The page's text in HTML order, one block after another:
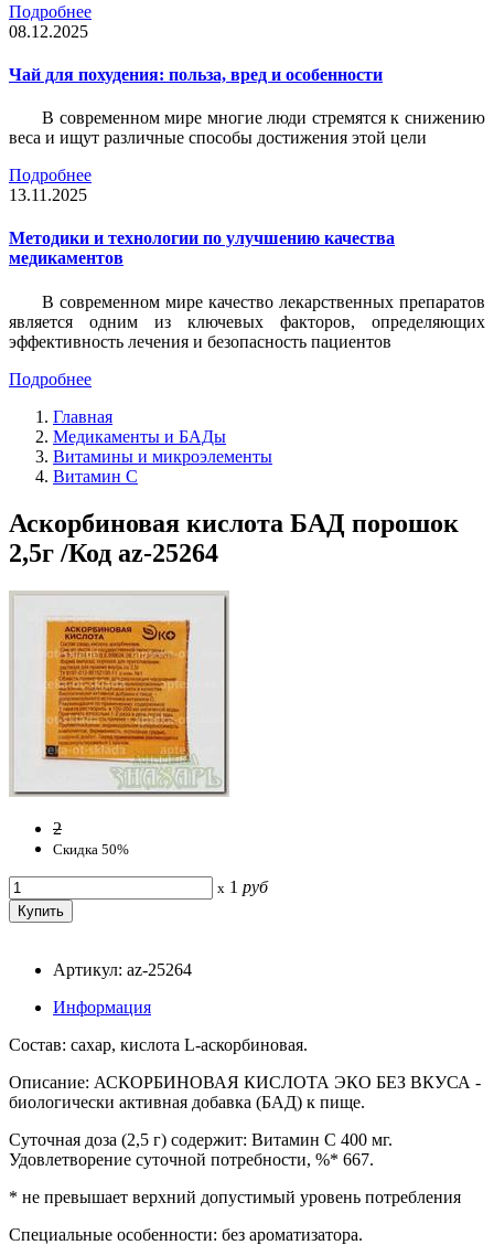
Подробнее
08.12.2025
Чай для похудения: польза, вред и особенности
В современном мире многие люди стремятся к снижению
веса и ищут различные способы достижения этой цели
Подробнее
13.11.2025
Методики и технологии по улучшению качества
медикаментов
В современном мире качество лекарственных препаратов
является одним из ключевых факторов, определяющих
эффективность лечения и безопасность пациентов
Подробнее
Главная
Медикаменты и БАДы
Витамины и микроэлементы
Витамин С
Аскорбиновая кислота БАД порошок
2,5г /Код az-25264
2
Скидка 50%
x 1 руб
Артикул: az-25264
Информация
Состав: сахар, кислота L-аскорбиновая.
Описание: АСКОРБИНОВАЯ КИСЛОТА ЭКО БЕЗ ВКУСА -
биологически активная добавка (БАД) к пище.
Суточная доза (2,5 г) содержит: Витамин С 400 мг.
Удовлетворение суточной потребности, %* 667.
* не превышает верхний допустимый уровень потребления
Специальные особенности: без ароматизатора.